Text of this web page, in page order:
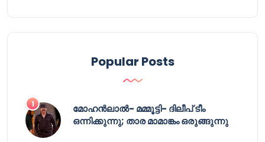
Popular Posts
മോഹൻലാൽ- മമ്മൂട്ടി- ദിലീപ് ടീം
ഒന്നിക്കുന്നു; താര മാമാങ്കം ഒരുങ്ങുന്നു